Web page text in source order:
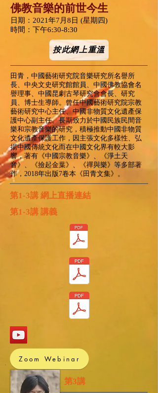
佛教音樂的前世今生
日期：2021年7月8日 (星期四)
時間：下午6:30-8:30
按此網上重溫
田青，中國藝術研究院音樂研究所名譽所
長、中央文史研究館館員、中國佛教協會名
譽理事、中國昆劇古琴研究會會長、研究
員、博士生導師。曾任中國藝術研究院宗教
藝術研究中心主任、中國非物質文化遺產保
護中心副主任。長期致力於中國民族民間音
樂和宗教音樂的研究，積極推動中國非物質
文化遺產保護工作，因主張文化多樣性、弘
揚中國傳統文化而在中國文化界有較大影
響，著有《中國宗教音樂》、《淨土天
音》、《撿起金葉》、《禪與樂》等多部著
作，2018年出版7卷本《田青文集》。
​第1-3講 網上直播連結
​第1-3講 講義
Zoom Webinar
​第1講 ​第2講 ​第3講